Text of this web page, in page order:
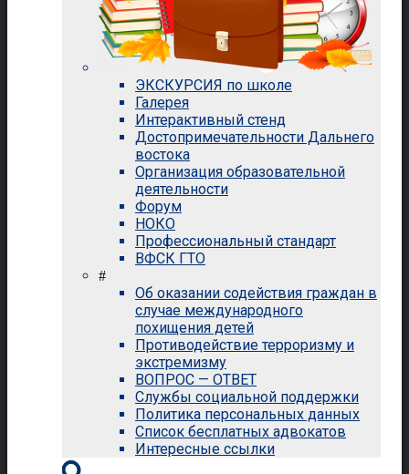
ЭКСКУРСИЯ по школе
Галерея
Интерактивный стенд
Достопримечательности Дальнего
востока
Организация образовательной
деятельности
Форум
НОКО
Профессиональный стандарт
ВФСК ГТО
#
Об оказании содействия граждан в
случае международного
похищения детей
Противодействие терроризму и
экстремизму
ВОПРОС — ОТВЕТ
Службы социальной поддержки
Политика персональных данных
Список бесплатных адвокатов
Интересные ссылки